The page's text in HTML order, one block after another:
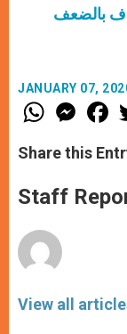
بالضعف
JANUARY 07,
W
h
t
s
p
p
M
e
s
e
g
e
F
a
e
b
o
k
Share this
Staff
View all